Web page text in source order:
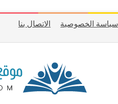
سياسة الخصوصية الاتصال بنا